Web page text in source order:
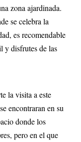
zona ajardinada.
se celebra la
es recomendable
y disfrutes de las
la visita a este
encontraran en su
donde los
pero en el que